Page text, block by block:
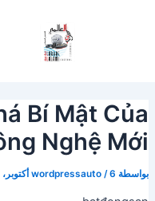
Bí Mật Của
Nghệ Mới
بواسطة wordpressauto/6 أكتوبر، 2024